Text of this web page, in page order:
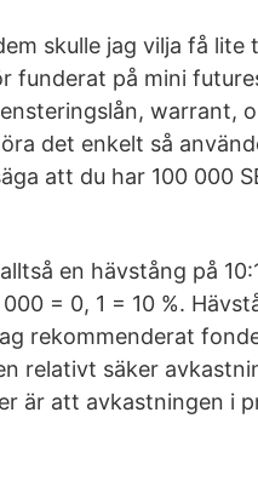
skulle jag vilja få lite
på mini
warrant,
det enkelt så
att du har 100 000
en hävstång på
= 0, 1 = 10 %.
rekommenderat
relativt säker
är att avkastningen i